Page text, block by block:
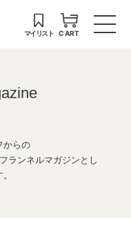
マイリスト CART
からの
ランネルマガジンとし